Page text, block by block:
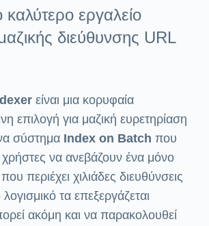
καλύτερο εργαλείο
διεύθυνσης URL
είναι μια κορυφαία
επιλογή για μαζική ευρετηρίαση
σύστημα Index on Batch που
χρήστες να ανεβάζουν ένα μόνο
περιέχει χιλιάδες διευθύνσεις
τα επεξεργάζεται
ακόμη και να παρακολουθεί